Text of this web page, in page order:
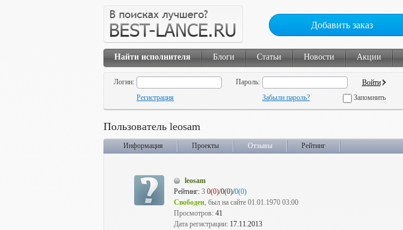
Добавить заказ
Найти исполнителя Блоги Статьи Новости Акции
Логин:
Пароль:
Регистрация
Забыли пароль? Запомнить
Пользователь leosam
Информация Проекты Отзывы Рейтинг
leosam
Рейтинг: 3 0(0)/0(0)/0(0)
Свободен, был на сайте 01.01.1970 03:00
Просмотров: 41
Дата регистрации: 17.11.2013